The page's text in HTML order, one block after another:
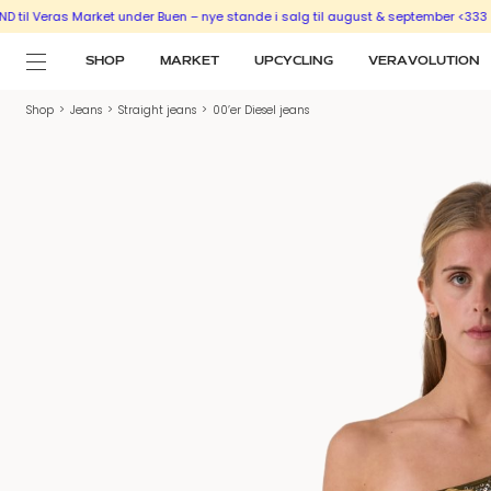
Veras Market under Buen – nye stande i salg til august & september <333
SHOP MARKET UPCYCLING VERAVOLUTION
Shop > Jeans > Straight jeans > 00’er Diesel jeans